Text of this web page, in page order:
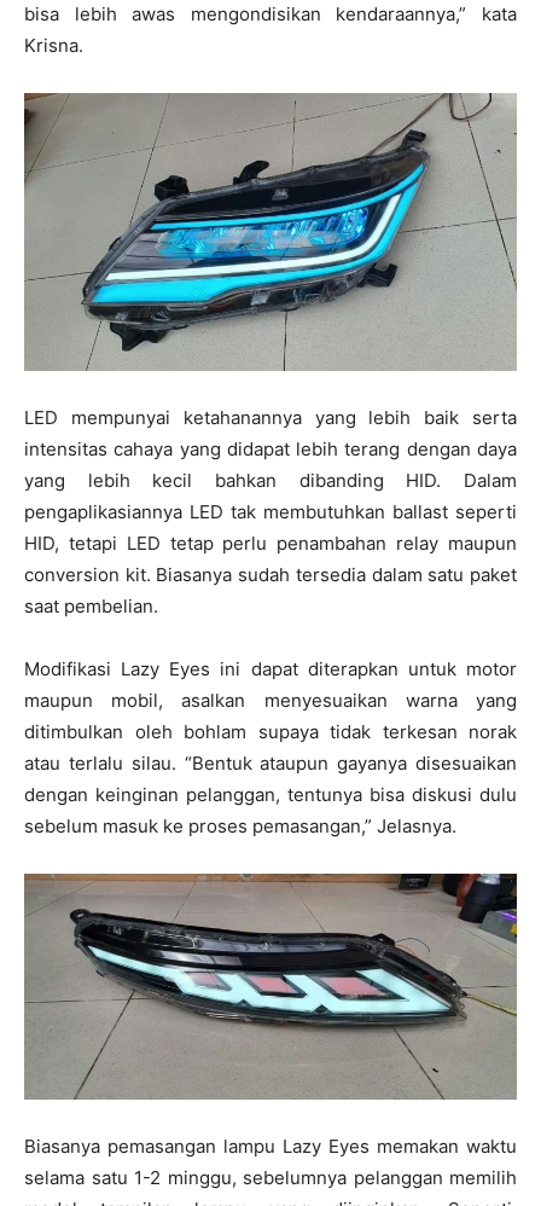
bisa lebih awas mengondisikan kendaraannya,” kata
Krisna.
LED mempunyai ketahanannya yang lebih baik serta
intensitas cahaya yang didapat lebih terang dengan daya
yang lebih kecil bahkan dibanding HID. Dalam
pengaplikasiannya LED tak membutuhkan ballast seperti
HID, tetapi LED tetap perlu penambahan relay maupun
conversion kit. Biasanya sudah tersedia dalam satu paket
saat pembelian.
Modifikasi Lazy Eyes ini dapat diterapkan untuk motor
maupun mobil, asalkan menyesuaikan warna yang
ditimbulkan oleh bohlam supaya tidak terkesan norak
atau terlalu silau. “Bentuk ataupun gayanya disesuaikan
dengan keinginan pelanggan, tentunya bisa diskusi dulu
sebelum masuk ke proses pemasangan,” Jelasnya.
Biasanya pemasangan lampu Lazy Eyes memakan waktu
selama satu 1-2 minggu, sebelumnya pelanggan memilih